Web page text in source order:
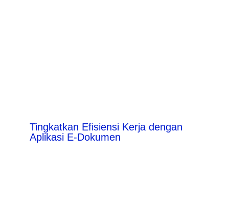
Tingkatkan Efisiensi Kerja dengan
Aplikasi E-Dokumen